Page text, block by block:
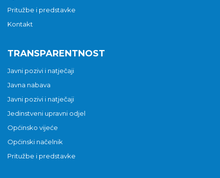
Pritužbe i predstavke
Kontakt
TRANSPARENTNOST
Javni pozivi i natječaji
Javna nabava
Javni pozivi i natječaji
Jedinstveni upravni odjel
Općinsko vijeće
Općinski načelnik
Pritužbe i predstavke